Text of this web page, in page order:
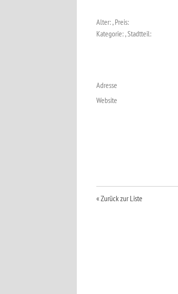
Alter: , Preis:
Kategorie: , Stadtteil:
Adresse
Website
« Zurück zur Liste